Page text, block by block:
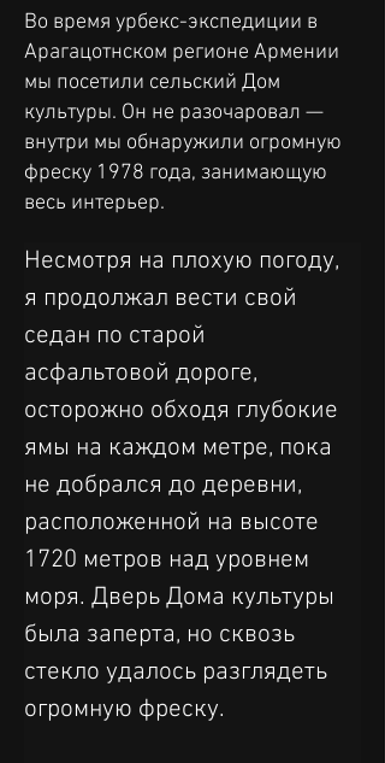
Во время урбекс-экспедиции в
Арагацотнском регионе Армении
мы посетили сельский Дом
культуры. Он не разочаровал —
внутри мы обнаружили огромную
фреску 1978 года, занимающую
весь интерьер.
Несмотря на плохую погоду,
я продолжал вести свой
седан по старой
асфальтовой дороге,
осторожно обходя глубокие
ямы на каждом метре, пока
не добрался до деревни,
расположенной на высоте
1720 метров над уровнем
моря. Дверь Дома культуры
была заперта, но сквозь
стекло удалось разглядеть
огромную фреску.